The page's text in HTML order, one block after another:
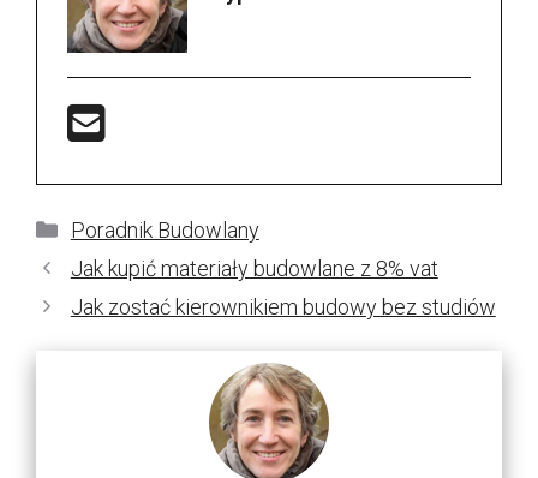
Kategorie
Poradnik Budowlany
Jak kupić materiały budowlane z 8% vat
Jak zostać kierownikiem budowy bez studiów